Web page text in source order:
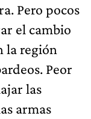
Pero pocos
el cambio
la región
Peor
las
armas